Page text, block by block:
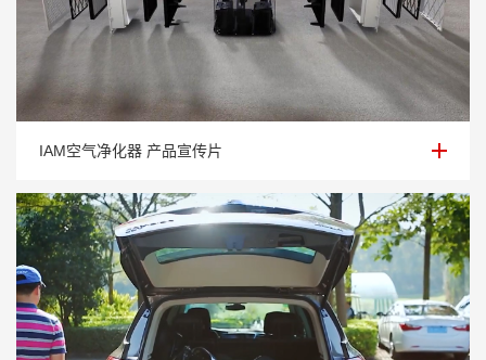
IAM空气净化器 产品宣传片
IAM空气净化器 产品宣传片